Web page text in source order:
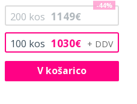
100 kos 1030€
200 kos 1149€
-44%
V košarico